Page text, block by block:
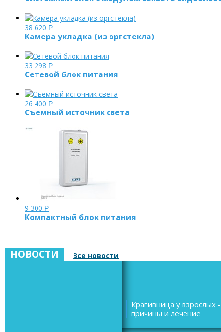
38 620 Р
Камера укладка (из оргстекла)
33 298 Р
Сетевой блок питания
26 400 Р
Съемный источник света
9 300 Р
Компактный блок питания
НОВОСТИ Все новости
Крапивница у взрослых -
причины и лечение